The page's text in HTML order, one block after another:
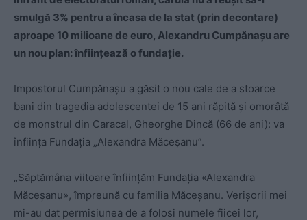
smulgă 3% pentru a încasa de la stat (prin decontare)
aproape 10 milioane de euro, Alexandru Cumpănașu are
un nou plan: înființează o fundație.
Impostorul Cumpănașu a găsit o nou cale de a stoarce
bani din tragedia adolescentei de 15 ani răpită și omorâtă
de monstrul din Caracal, Gheorghe Dincă (66 de ani): va
înființa Fundația „Alexandra Măceșanu”.
„Săptămâna viitoare înființăm Fundația «Alexandra
Măceșanu», împreună cu familia Măceșanu. Verișorii mei
mi-au dat permisiunea de a folosi numele fiicei lor,